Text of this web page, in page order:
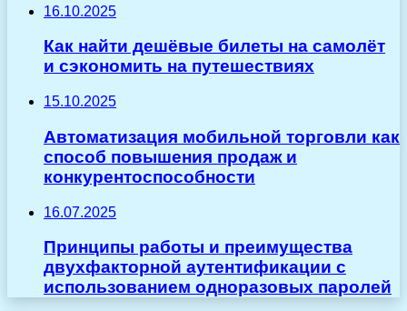
16.10.2025
Как найти дешёвые билеты на самолёт
и сэкономить на путешествиях
15.10.2025
Автоматизация мобильной торговли как
способ повышения продаж и
конкурентоспособности
16.07.2025
Принципы работы и преимущества
двухфакторной аутентификации с
использованием одноразовых паролей